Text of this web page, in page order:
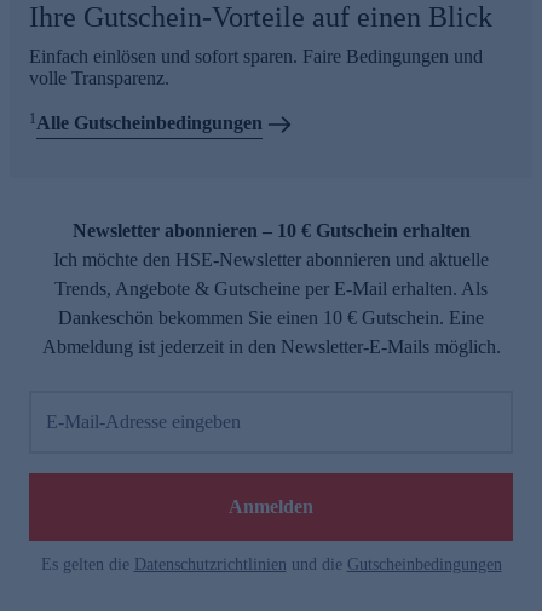
Ihre Gutschein-Vorteile auf einen Blick
Einfach einlösen und sofort sparen. Faire Bedingungen und
volle Transparenz.
1Alle Gutscheinbedingungen
Newsletter abonnieren – 10 € Gutschein erhalten
Ich möchte den HSE-Newsletter abonnieren und aktuelle
Trends, Angebote & Gutscheine per E-Mail erhalten. Als
Dankeschön bekommen Sie einen 10 € Gutschein. Eine
Abmeldung ist jederzeit in den Newsletter-E-Mails möglich.
E-Mail-Adresse eingeben
Anmelden
Es gelten die Datenschutzrichtlinien und die Gutscheinbedingungen